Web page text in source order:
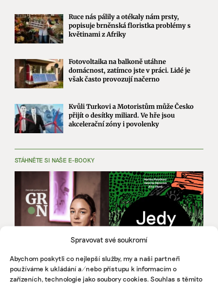
Spravovat své soukromí
Abychom poskytli co nejlepší služby, my a naši partneři
používáme k ukládání a/nebo přístupu k informacím o
zařízeních, technologie jako soubory cookies. Souhlas s těmito
Ruce nás pálily a otékaly nám prsty,
popisuje brněnská floristka problémy s
květinami z Afriky
Fotovoltaika na balkoně utáhne
domácnost, zatímco jste v práci. Lidé je
však často provozují načerno
Kvůli Turkovi a Motoristům může Česko
přijít o desítky miliard. Ve hře jsou
akcelerační zóny i povolenky
STÁHNĚTE SI NAŠE E-BOOKY